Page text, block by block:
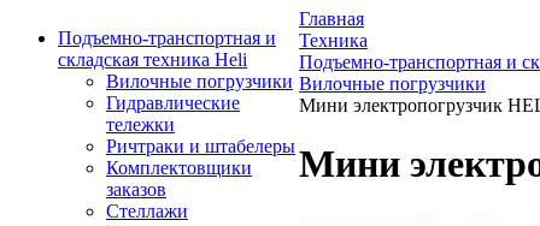
Подъемно-транспортная и
складская техника Heli
Вилочные погрузчики
Гидравлические
тележки
Ричтраки и штабелеры
Комплектовщики
заказов
Стеллажи
Главная
Техника
Подъемно-транспортная и
Вилочные погрузчики
Мини электропогрузчик
Мини